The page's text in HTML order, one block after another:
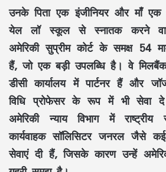
उनके पिता एक इंजीनियर और माँ एक
येल लॉ स्कूल से स्नातक करने
अमेरिकी सुप्रीम कोर्ट के समक्ष 54
हैं, जो एक बड़ी उपलब्धि है। वे
डीसी कार्यालय में पार्टनर हैं और
विधि प्रोफेसर के रूप में भी सेवा
अमेरिकी न्याय विभाग में
कार्यवाहक सॉलिसिटर जनरल जैसे
सेवाएं दी हैं, जिसके कारण उन्हें